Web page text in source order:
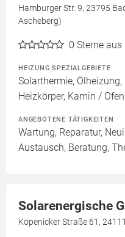
Hamburger Str. 9, 23795
Ascheberg)
0 Sterne
HEIZUNG SPEZIALGEBIETE
Solarthermie,
Heizkörper, Kamin / Ofen
ANGEBOTENE TÄTIGKEITEN
Wartung, Reparatur,
Austausch, Beratung,
Solarenergische
Köpenicker Straße 61,